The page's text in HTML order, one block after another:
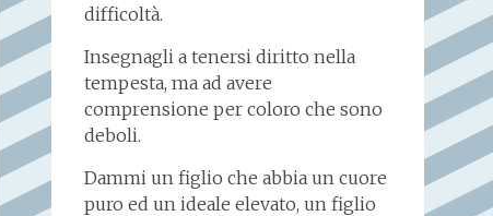
difficoltà.
Insegnagli a tenersi diritto nella
tempesta, ma ad avere
comprensione per coloro che sono
deboli.
Dammi un figlio che abbia un cuore
puro ed un ideale elevato, un figlio